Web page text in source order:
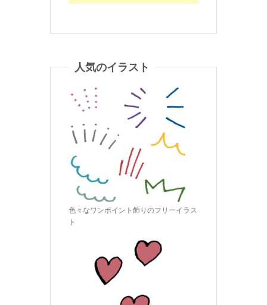
人気のイラスト
色々なワンポイント飾りのフリーイラス
ト